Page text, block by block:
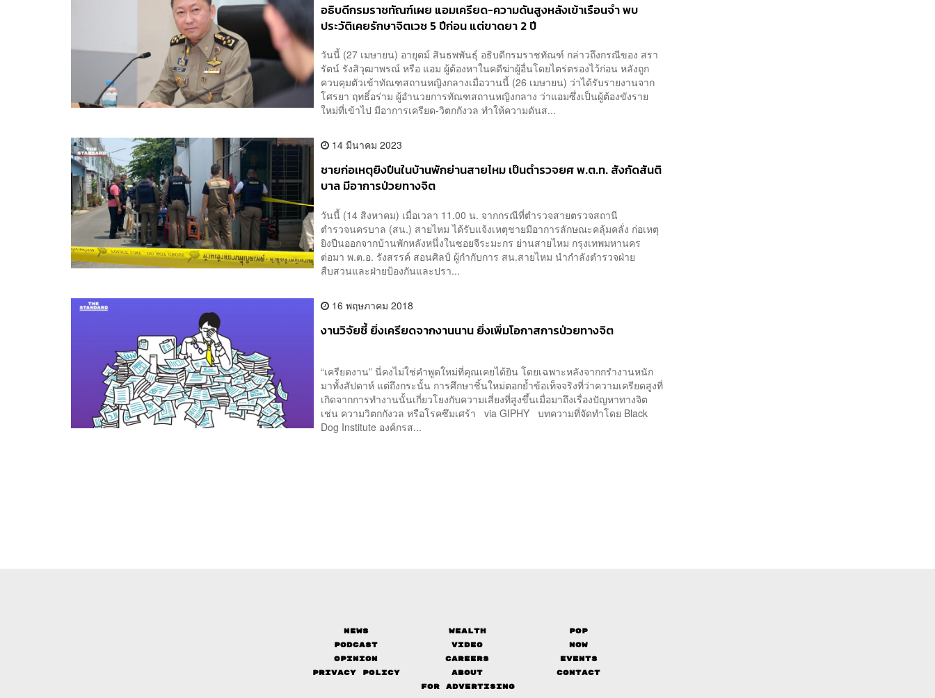
อธิบดีกรมราชทัณฑ์เผย แอมเครียด-ความดันสูงหลังเข้าเรือนจำ พบ
ประวัติเคยรักษาจิตเวช 5 ปีก่อน แต่ขาดยา 2 ปี
วันนี้ (27 เมษายน) อายุตม์ สินธพพันธุ์ อธิบดีกรมราชทัณฑ์ กล่าวถึงกรณีของ สรา
รัตน์ รังสิวุฒาพรณ์ หรือ แอม ผู้ต้องหาในคดีฆ่าผู้อื่นโดยไตร่ตรองไว้ก่อน หลังถูก
ควบคุมตัวเข้าทัณฑสถานหญิงกลางเมื่อวานนี้ (26 เมษายน) ว่าได้รับรายงานจาก
โศรยา ฤทธิ์อร่าม ผู้อำนวยการทัณฑสถานหญิงกลาง ว่าแอมซึ่งเป็นผู้ต้องขังราย
ใหม่ที่เข้าไป มีอาการเครียด-วิตกกังวล ทำให้ความดันส...
14 มีนาคม 2023
ชายก่อเหตุยิงปืนในบ้านพักย่านสายไหม เป็นตำรวจยศ พ.ต.ท. สังกัดสันติ
บาล มีอาการป่วยทางจิต
วันนี้ (14 สิงหาคม) เมื่อเวลา 11.00 น. จากกรณีที่ตำรวจสายตรวจสถานี
ตำรวจนครบาล (สน.) สายไหม ได้รับแจ้งเหตุชายมีอาการลักษณะคลุ้มคลั่ง ก่อเหตุ
ยิงปืนออกจากบ้านพักหลังหนึ่งในซอยจีระมะกร ย่านสายไหม กรุงเทพมหานคร
ต่อมา พ.ต.อ. รังสรรค์ สอนศิลป์ ผู้กำกับการ สน.สายไหม นำกำลังตำรวจฝ่าย
สืบสวนและฝ่ายป้องกันและปรา...
16 พฤษภาคม 2018
งานวิจัยชี้ ยิ่งเครียดจากงานนาน ยิ่งเพิ่มโอกาสการป่วยทางจิต
“เครียดงาน” นี่คงไม่ใช่คำพูดใหม่ที่คุณเคยได้ยิน โดยเฉพาะหลังจากกรำงานหนัก
มาทั้งสัปดาห์ แต่ถึงกระนั้น การศึกษาชิ้นใหม่ตอกย้ำข้อเท็จจริงที่ว่าความเครียดสูงที่
เกิดจากการทำงานนั้นเกี่ยวโยงกับความเสี่ยงที่สูงขึ้นเมื่อมาถึงเรื่องปัญหาทางจิต
เช่น ความวิตกกังวล หรือโรคซึมเศร้า via GIPHY บทความที่จัดทำโดย Black
Dog Institute องค์กรส...
News Wealth
Pop
Podcast
Video
Now
Opinion
Careers
Events
Privacy Policy
About
Contact
FOR ADVERTISING